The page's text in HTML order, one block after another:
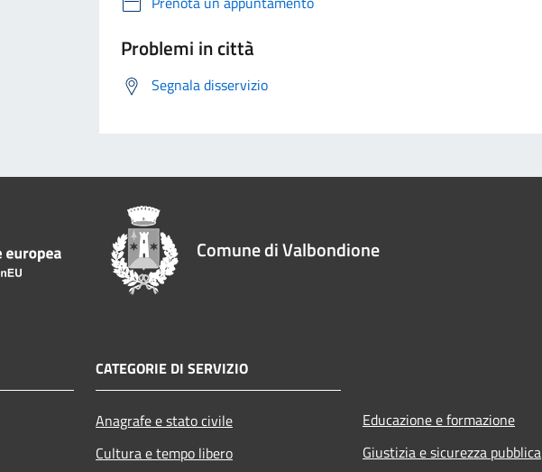
Problemi in città
Segnala disservizio
Comune di Valbondione
CATEGORIE DI SERVIZIO
Anagrafe e stato civile
Cultura e tempo libero
Educazione e formazione
Giustizia e sicurezza pubblica